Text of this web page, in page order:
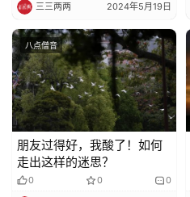
三三两两 2024年5月19日
八点僧音
朋友过得好，我酸了！如何
走出这样的迷思？
0 0 0